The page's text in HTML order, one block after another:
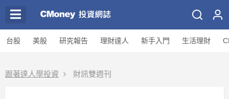
台股 美股 研究報告 理財達人 新手入門 生活理財
跟著達人學投資 財訊雙週刊